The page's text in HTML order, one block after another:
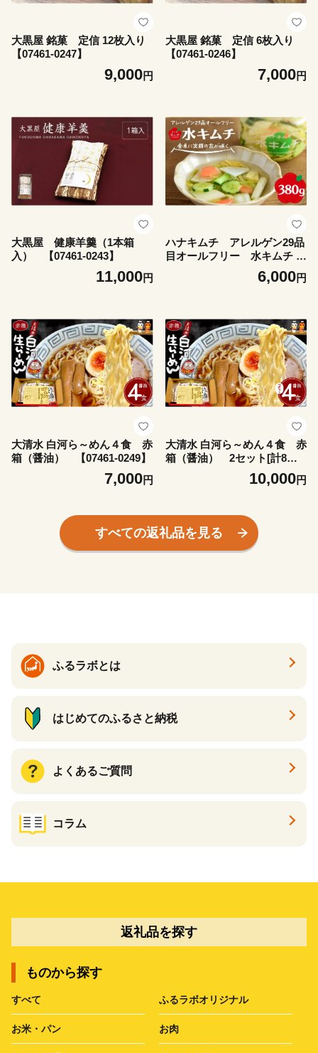
大黒屋 銘菓 定信 12枚入り
【07461-0247】
9,000円
大黒屋 銘菓 定信 6枚入り
【07461-0246】
7,000円
大黒屋 健康羊羹（1本箱
入） 【07461-0243】
11,000円
ハナキムチ アレルゲン29品
目オールフリー 水キムチ 3
80g 【07461-0233】6,000円
大清水 白河ら～めん４食 赤
箱（醤油） 【07461-0249】
7,000円
大清水 白河ら～めん４食 赤
箱（醤油） 2セット[計8食]
【07461-0250】10,000円
すべての返礼品を見る
ふるラボとは
はじめてのふるさと納税
よくあるご質問
コラム
返礼品を探す
ものから探す
すべて ふるラボオリジナル
お米・パン お肉